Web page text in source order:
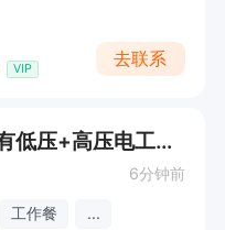
VIP
去联系
机修工五险+工作餐（持有低压+高压电工操作证）
6分钟前
工作餐 ...